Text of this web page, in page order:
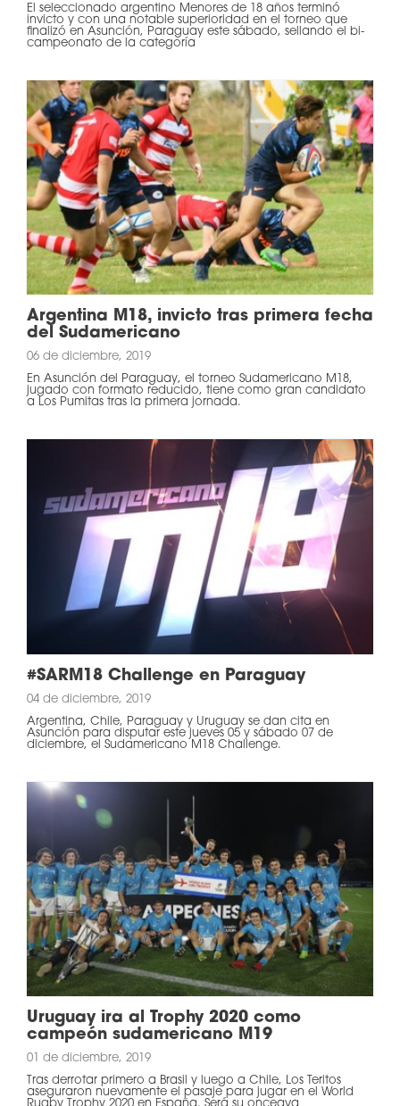
El seleccionado argentino Menores de 18 años terminó
invicto y con una notable superioridad en el torneo que
finalizó en Asunción, Paraguay este sábado, sellando el bi-
campeonato de la categoría
Argentina M18, invicto tras primera fecha
del Sudamericano
06 de diciembre, 2019
En Asunción del Paraguay, el torneo Sudamericano M18,
jugado con formato reducido, tiene como gran candidato
a Los Pumitas tras la primera jornada.
#SARM18 Challenge en Paraguay
04 de diciembre, 2019
Argentina, Chile, Paraguay y Uruguay se dan cita en
Asunción para disputar este jueves 05 y sábado 07 de
diciembre, el Sudamericano M18 Challenge.
Uruguay ira al Trophy 2020 como
campeón sudamericano M19
01 de diciembre, 2019
Tras derrotar primero a Brasil y luego a Chile, Los Teritos
aseguraron nuevamente el pasaje para jugar en el World